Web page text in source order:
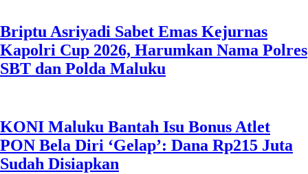
Briptu Asriyadi Sabet Emas Kejurnas
Kapolri Cup 2026, Harumkan Nama Polres
SBT dan Polda Maluku
KONI Maluku Bantah Isu Bonus Atlet
PON Bela Diri ‘Gelap’: Dana Rp215 Juta
Sudah Disiapkan